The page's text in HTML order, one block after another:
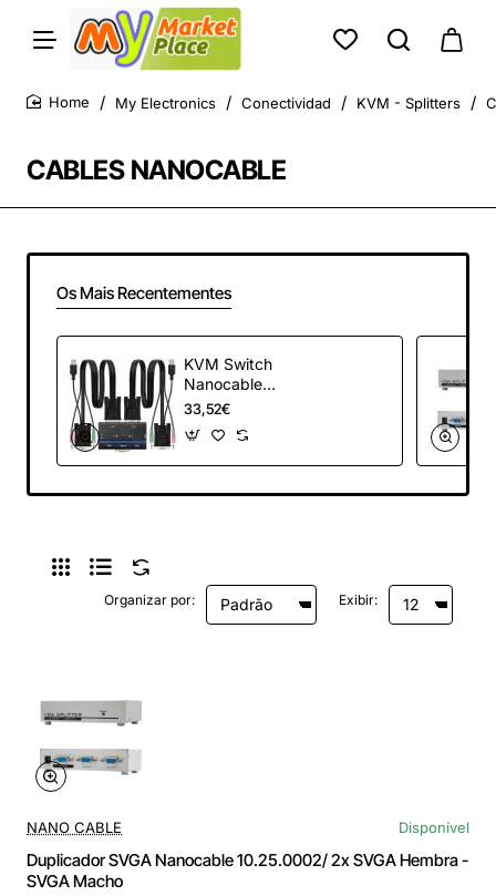
CABLES NANOCABLE
My Electronics Conectividad KVM - Splitters
Os Mais Recentementes
KVM Switch
Nanocable
10.12.0001/ PC -
CPU: 2 VGA + 2
USB + 4 JACK 3.5 /
CONSOLA: 2 USB +
33,52€
Organizar por: Exibir:
NANO CABLE Disponível
Duplicador SVGA Nanocable 10.25.0002/ 2x SVGA Hembra -
SVGA Macho